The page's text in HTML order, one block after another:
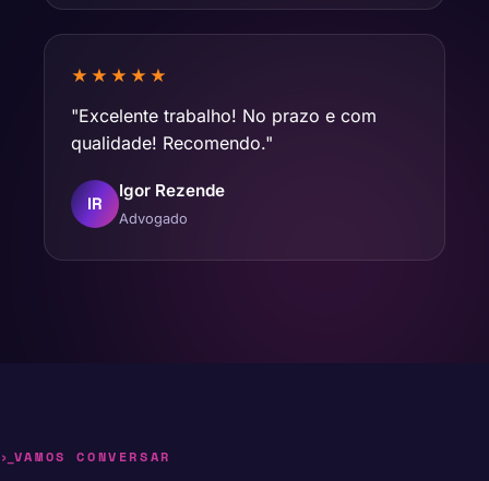
★★★★★
"Excelente trabalho! No prazo e com
qualidade! Recomendo."
IR
Igor Rezende
Advogado
VAMOS CONVERSAR